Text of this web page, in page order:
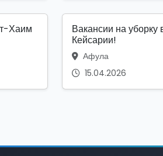
Хаим
Вакансии на
Кейсарии!
Афула
15.04.2026